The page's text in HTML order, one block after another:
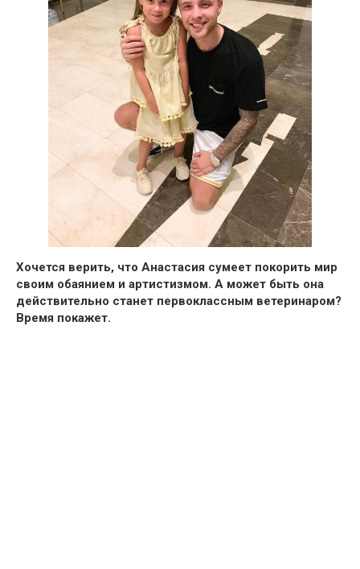
Хочется верить, что Анастасия сумеет покорить мир
своим обаянием и артистизмом. А может быть она
действительно станет первоклассным ветеринаром?
Время покажет.